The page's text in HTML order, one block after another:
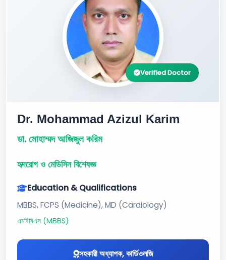
Verified Doctor
Dr. Mohammad Azizul Karim
ডা. মোহাম্মদ আজিজুল করিম
হৃদরোগ ও মেডিসিন বিশেষজ্ঞ
Education & Qualifications
MBBS, FCPS (Medicine), MD (Cardiology)
এমবিবিএস (MBBS)
সহকারী অধ্যাপক, কার্ডিওলজি